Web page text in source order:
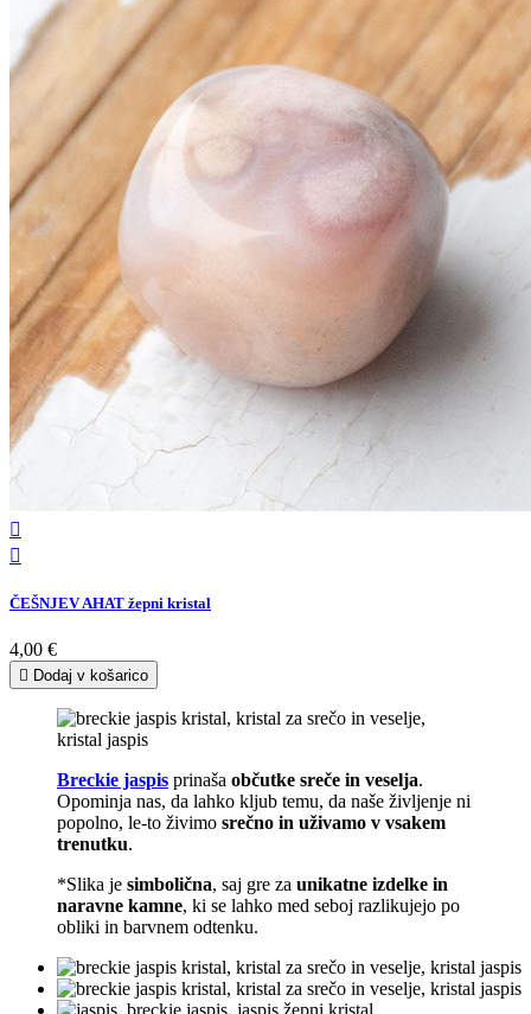


ČEŠNJEV AHAT žepni kristal
4,00 €
 Dodaj v košarico
Breckie jaspis prinaša občutke sreče in veselja.
Opominja nas, da lahko kljub temu, da naše življenje ni
popolno, le-to živimo srečno in uživamo v vsakem
trenutku.
*Slika je simbolična, saj gre za unikatne izdelke in
naravne kamne, ki se lahko med seboj razlikujejo po
obliki in barvnem odtenku.